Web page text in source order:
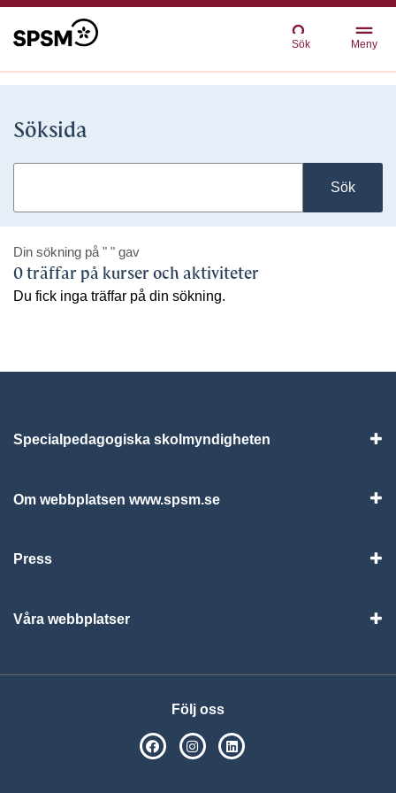
Sök Meny
Söksida
Sök
Din sökning på " " gav
0 träffar på kurser och aktiviteter
Du fick inga träffar på din sökning.
Specialpedagogiska skolmyndigheten
Om webbplatsen www.spsm.se
Press
Våra webbplatser
Följ oss
SPSM på Facebook
SPSM på Instagram